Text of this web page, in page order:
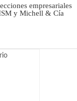
empresariales
y Michell & Cía